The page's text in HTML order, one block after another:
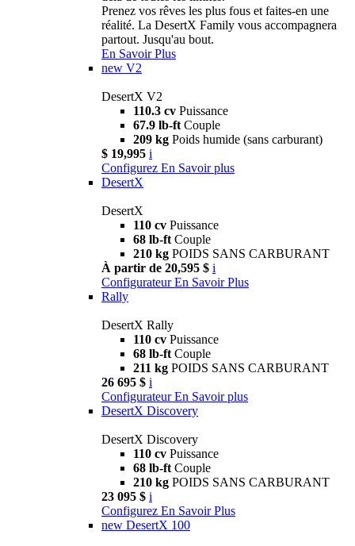
Prenez vos rêves les plus fous et faites-en une
réalité. La DesertX Family vous accompagnera
partout. Jusqu'au bout.
En Savoir Plus
new V2
DesertX V2
110.3 cv Puissance
67.9 lb-ft Couple
209 kg Poids humide (sans carburant)
$ 19,995 i
Configurez En Savoir plus
DesertX
DesertX
110 cv Puissance
68 lb-ft Couple
210 kg POIDS SANS CARBURANT
À partir de 20,595 $ i
Configurateur En Savoir Plus
Rally
DesertX Rally
110 cv Puissance
68 lb-ft Couple
211 kg POIDS SANS CARBURANT
26 695 $ i
Configurateur En Savoir plus
DesertX Discovery
DesertX Discovery
110 cv Puissance
68 lb-ft Couple
210 kg POIDS SANS CARBURANT
23 095 $ i
Configurez En Savoir Plus
new DesertX 100